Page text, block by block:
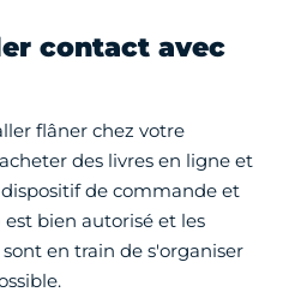
contact avec
flâner chez votre
des livres en ligne et
dispositif de commande et
est bien autorisé et les
en train de s'organiser